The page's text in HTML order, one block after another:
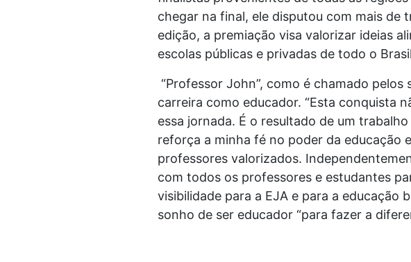
chegar na final, ele disputou com mais de
edição, a premiação visa valorizar ideias
escolas públicas e privadas de todo o
“Professor John”, como é chamado
carreira como educador. “Esta conquista
essa jornada. É o resultado de um
reforça a minha fé no poder da educação
professores valorizados.
com todos os professores e estudantes
visibilidade para a EJA e para a educação
sonho de ser educador “para fazer a